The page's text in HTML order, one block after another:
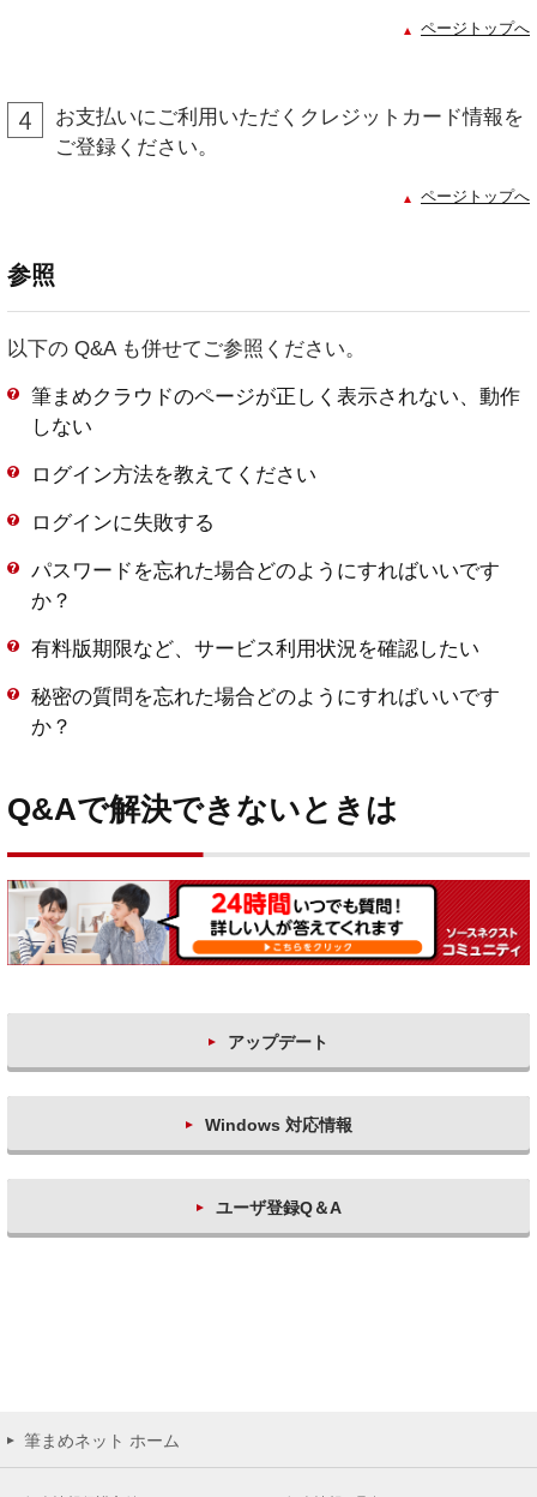
ページトップへ
お支払いにご利用いただくクレジットカード情報を
ご登録ください。
ページトップへ
参照
以下の Q&A も併せてご参照ください。
筆まめクラウドのページが正しく表示されない、動作
しない
ログイン方法を教えてください
ログインに失敗する
パスワードを忘れた場合どのようにすればいいです
か？
有料版期限など、サービス利用状況を確認したい
秘密の質問を忘れた場合どのようにすればいいです
か？
Q&Aで解決できないときは
アップデート
Windows 対応情報
ユーザ登録Q＆A
筆まめネット ホーム